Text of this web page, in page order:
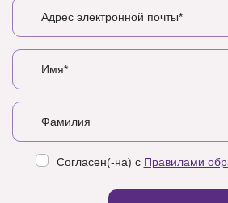
Согласен(-на) с Правилами